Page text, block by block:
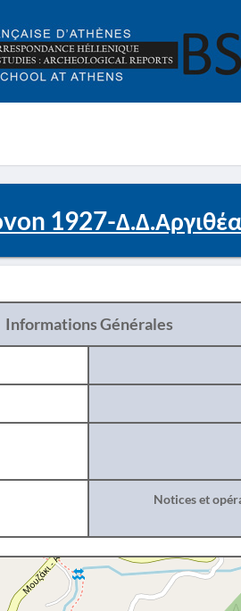
1927-
Informations Générales
Notices et